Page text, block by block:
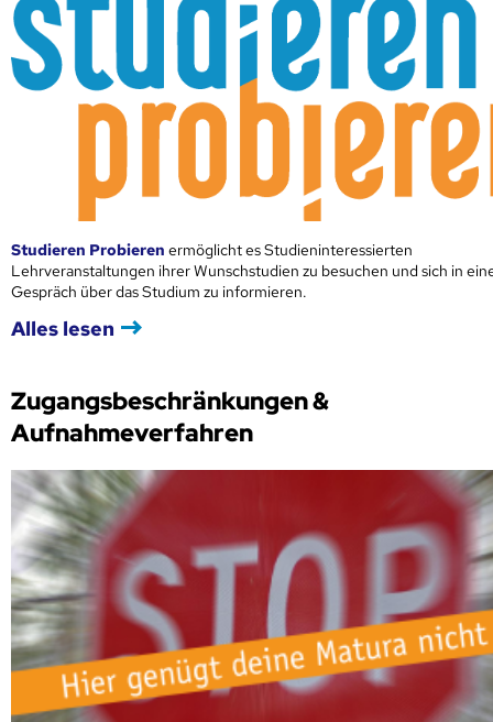
Studieren Probieren ermöglicht es Studieninteressierten
Lehrveranstaltungen ihrer Wunschstudien zu besuchen und sich in
Gespräch über das Studium zu informieren.
Alles lesen
Zugangsbeschränkungen &
Aufnahmeverfahren